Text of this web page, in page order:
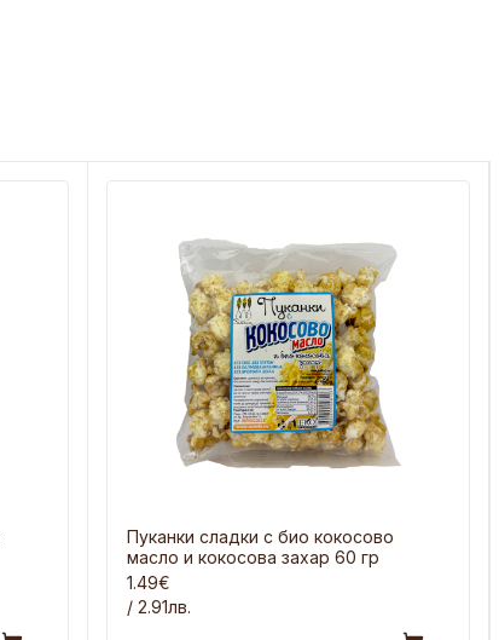
Пуканки сладки с био кокосово
масло и кокосова захар 60 гр
1.49€
/ 2.91лв.